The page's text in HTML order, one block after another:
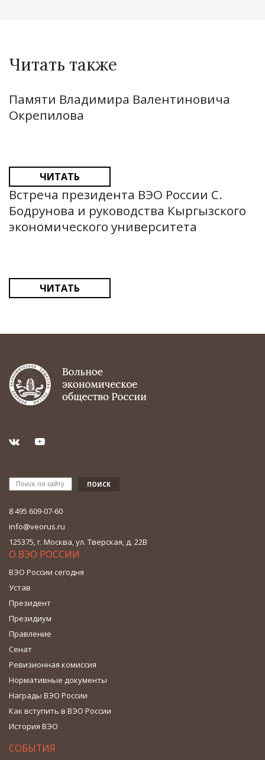
Читать также
Памяти Владимира Валентиновича
Окрепилова
ЧИТАТЬ
Встреча президента ВЭО России С.
Бодрунова и руководства Кыргызского
экономического университета
ЧИТАТЬ
8 495 609-07-60
info@veorus.ru
125375, г. Москва, ул. Тверская, д. 22В
О ВЭО РОССИИ
ВЭО России сегодня
Устав
Президент
Президиум
Правление
Сенат
Ревизионная комиссия
Нормативные документы
Награды ВЭО России
Как вступить в ВЭО России
История ВЭО
СОБЫТИЯ